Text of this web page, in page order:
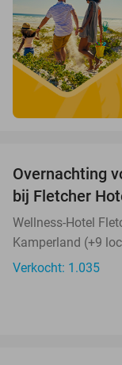
Overnachting
bij Fletcher
Wellness-Hotel
Kamperland (+9
Verkocht: 1.035